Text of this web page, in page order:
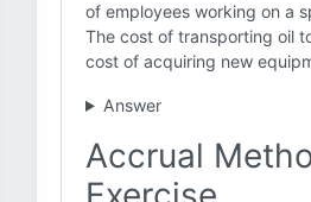
of employees working on a
The cost of transporting oil
cost of acquiring new
Answer
Accrual